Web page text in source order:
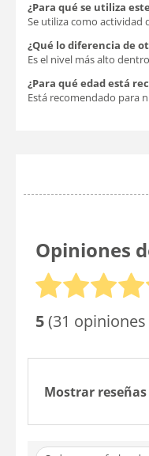
¿Para qué se utiliza
Se utiliza como actividad
¿Qué lo diferencia de
Es el nivel más alto
¿Para qué edad está
Está recomendado para
Opiniones
5(31
Mostrar